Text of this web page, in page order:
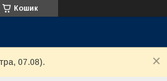
Кошик
07.08).